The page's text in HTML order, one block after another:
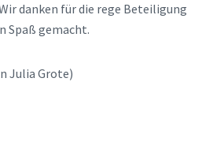
danken für die rege Beteiligung
Spaß gemacht.
Julia Grote)